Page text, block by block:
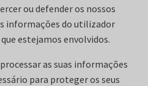
ou defender os nossos
informações do utilizador
estejamos envolvidos.
as suas informações
para proteger os seus